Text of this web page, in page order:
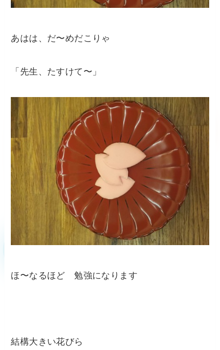
あはは、だ〜めだこりゃ
「先生、たすけて〜」
ほ〜なるほど 勉強になります
結構大きい花びら